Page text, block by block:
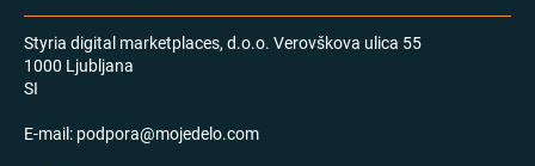
Styria digital marketplaces, d.o.o. Verovškova ulica 55
1000 Ljubljana
SI
E-mail: podpora@mojedelo.com